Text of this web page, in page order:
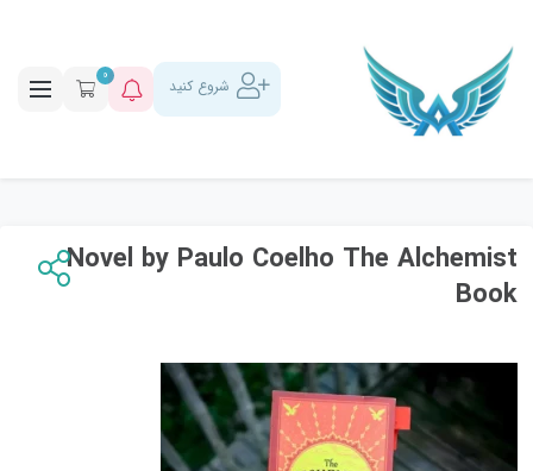
شروع کنید 0
Novel by Paulo Coelho The Alchemist
Book